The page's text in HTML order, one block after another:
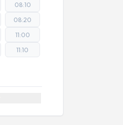
08:10
08:20
11:00
11:10